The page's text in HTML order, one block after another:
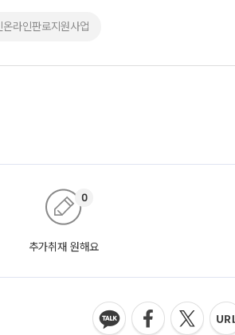
라인판로지원사업
추가취재 원해요
0